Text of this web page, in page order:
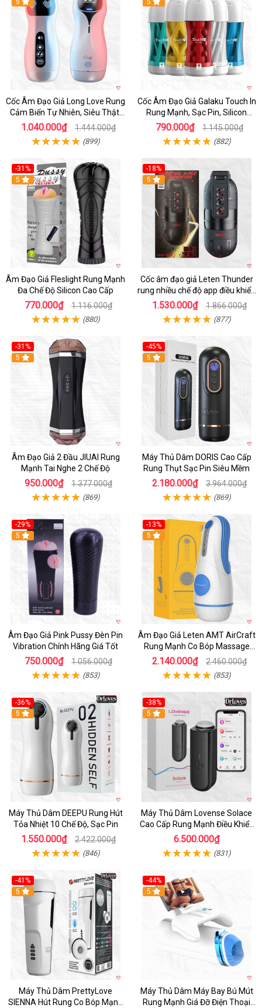
5
Cốc Âm Đạo Giả Long Love Rung
Cảm Biến Tự Nhiên, Siêu Thật,
Sướng
1.040.000₫ 1.444.000₫
(899)
Hot
5
Cốc Âm Đạo Giả Galaku Touch In
Rung Mạnh, Sạc Pin, Silicon
Mềm
790.000₫ 1.145.000₫
(882)
-31%
5
Âm Đạo Giả Fleslight Rung Mạnh
Đa Chế Độ Silicon Cao Cấp
770.000₫ 1.116.000₫
(880)
-18%
5
Cốc âm đạo giả Leten Thunder
rung nhiều chế độ app điều khiển
tiện lợi
1.530.000₫ 1.866.000₫
(877)
-31%
5
Âm Đạo Giả 2 Đầu JIUAI Rung
Mạnh Tai Nghe 2 Chế Độ
950.000₫ 1.377.000₫
(869)
-45%
Hot
5
Máy Thủ Dâm DORIS Cao Cấp
Rung Thụt Sạc Pin Siêu Mềm
2.180.000₫ 3.964.000₫
(869)
-29%
5
Âm Đạo Giả Pink Pussy Đèn Pin
Vibration Chính Hãng Giá Tốt
750.000₫ 1.056.000₫
(853)
-13%
5
Âm Đạo Giả Leten AMT AirCraft
Rung Mạnh Co Bóp Massage
Êm Ái
2.140.000₫ 2.460.000₫
(853)
-36%
Hot
5
Máy Thủ Dâm DEEPU Rung Hút
Tỏa Nhiệt 10 Chế Độ, Sạc Pin
1.550.000₫ 2.422.000₫
(846)
-38%
Hot
5
Máy Thủ Dâm Lovense Solace
Cao Cấp Rung Mạnh Điều Khiển
App
6.500.000₫
(831)
-41%
Hot
5
Máy Thủ Dâm PrettyLove
SIENNA Hút Rung Co Bóp Mạnh
-44%
Hot
5
Máy Thủ Dâm Máy Bay Bú Mút
Rung Mạnh Giá Đỡ Điện Thoại